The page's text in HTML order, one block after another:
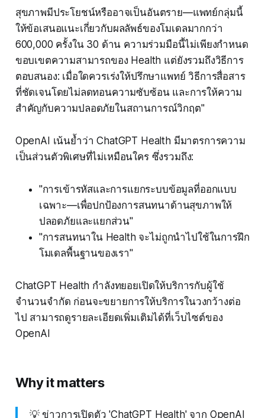
สุขภาพมีประโยชน์หรืออาจเป็นอันตราย—แพทย์กลุ่มนี้
ให้ข้อเสนอแนะเกี่ยวกับผลลัพธ์ของโมเดลมากกว่า
600,000 ครั้งใน 30 ด้าน ความร่วมมือนี้ไม่เพียงกำหนด
ขอบเขตความสามารถของ Health แต่ยังรวมถึงวิธีการ
ตอบสนอง: เมื่อใดควรเร่งให้ปรึกษาแพทย์ วิธีการสื่อสาร
ที่ชัดเจนโดยไม่ลดทอนความซับซ้อน และการให้ความ
สำคัญกับความปลอดภัยในสถานการณ์วิกฤต"
OpenAI เน้นย้ำว่า ChatGPT Health มีมาตรการความ
เป็นส่วนตัวพิเศษที่ไม่เหมือนใคร ซึ่งรวมถึง:
"การเข้ารหัสและการแยกระบบข้อมูลที่ออกแบบ
เฉพาะ—เพื่อปกป้องการสนทนาด้านสุขภาพให้
ปลอดภัยและแยกส่วน"
"การสนทนาใน Health จะไม่ถูกนำไปใช้ในการฝึก
โมเดลพื้นฐานของเรา"
ChatGPT Health กำลังทยอยเปิดให้บริการกับผู้ใช้
จำนวนจำกัด ก่อนจะขยายการให้บริการในวงกว้างต่อ
ไป สามารถดูรายละเอียดเพิ่มเติมได้ที่เว็บไซต์ของ
OpenAI
Why it matters
💡 ข่าวการเปิดตัว 'ChatGPT Health' จาก OpenAI